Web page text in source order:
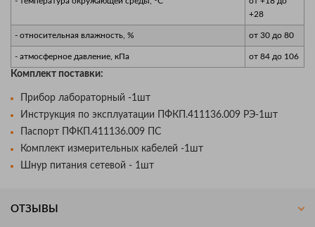
+28
- относительная влажность, % от 30 до 80
- атмосферное давление, кПа от 84 до 106
Комплект поставки:
Прибор лабораторный -1шт
Инструкция по эксплуатации ПФКП.411136.009 РЭ-1шт
Паспорт ПФКП.411136.009 ПС
Комплект измерительных кабелей -1шт
Шнур питания сетевой - 1шт
ОТЗЫВЫ